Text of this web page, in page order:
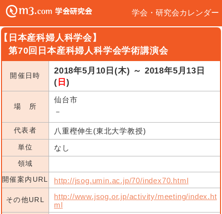
学会・研究会カレンダー
日本産科婦人科学会】
第70回日本産科婦人科学会学術講演会
開催日時
2018年5月10日(木) ～ 2018年5月13日
( 日 )
場 所
仙台市
－
代表者 八重樫伸生(東北大学教授)
単位 なし
領域
開催案内URL
http://jsog.umin.ac.jp/70/index70.html
その他URL
http://www.jsog.or.jp/activity/meeting/index.ht
ml